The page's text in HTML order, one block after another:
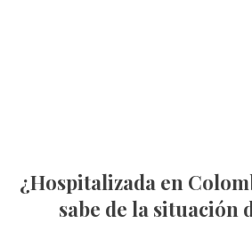
¿Hospitalizada en Colombia? Lo que se
sabe de la situación